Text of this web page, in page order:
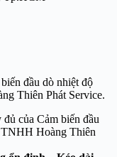
đầu dò nhiệt độ
Thiên Phát Service.
của Cảm biến đầu
Hoàng Thiên